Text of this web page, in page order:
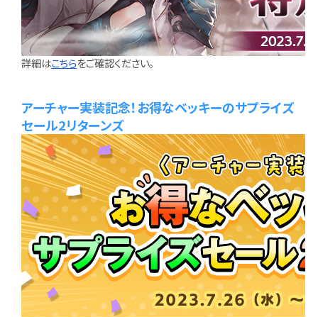
詳細はこちらをご確認ください。
アーチャー実装記念！お得なベッキーのサプライズ
セール2リターンズ